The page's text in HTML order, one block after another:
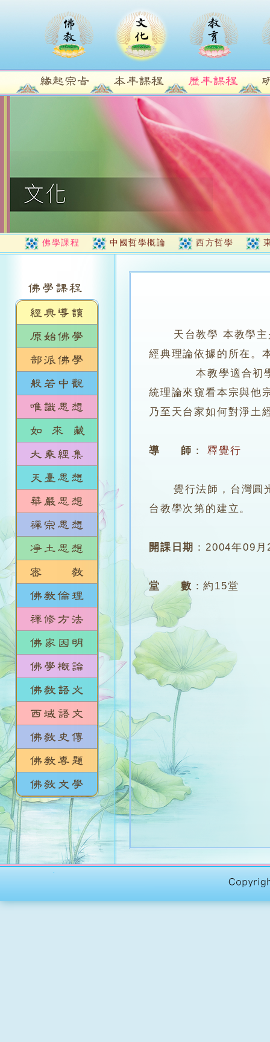
佛學課程 中國哲學概論 西方哲學
天台教學 本教學
經典理論依據的所在。
本教學適合初學者與
統理論來窺看本宗與他
乃至天台家如何對淨土
導 師 ： 釋覺行
覺行法師，台灣圓光
台教學次第的建立。
開課日期 ：2004年09月
堂 數 ：約15堂